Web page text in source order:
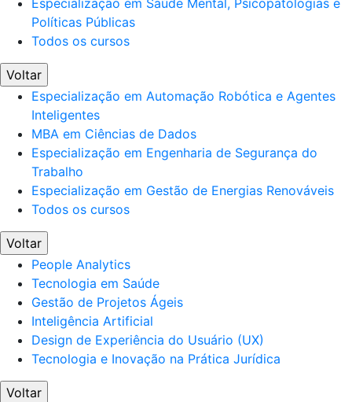
Especialização em Saúde Mental, Psicopatologias e
Políticas Públicas
Todos os cursos
Voltar
Especialização em Automação Robótica e Agentes
Inteligentes
MBA em Ciências de Dados
Especialização em Engenharia de Segurança do
Trabalho
Especialização em Gestão de Energias Renováveis
Todos os cursos
Voltar
People Analytics
Tecnologia em Saúde
Gestão de Projetos Ágeis
Inteligência Artificial
Design de Experiência do Usuário (UX)
Tecnologia e Inovação na Prática Jurídica
Voltar